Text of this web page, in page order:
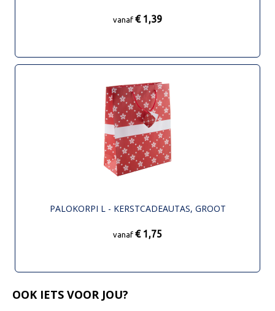
vanaf € 1,39
PALOKORPI L - KERSTCADEAUTAS, GROOT
vanaf € 1,75
OOK IETS VOOR JOU?